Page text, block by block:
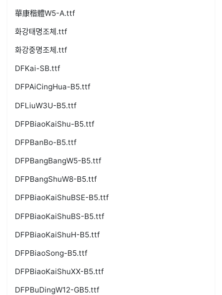
華康楷體W5-A.ttf
화강태명조체.ttf
화강중명조체.ttf
DFKai-SB.ttf
DFPAiCingHua-B5.ttf
DFLiuW3U-B5.ttf
DFPBiaoKaiShu-B5.ttf
DFPBanBo-B5.ttf
DFPBangBangW5-B5.ttf
DFPBangShuW8-B5.ttf
DFPBiaoKaiShuBSE-B5.ttf
DFPBiaoKaiShuBS-B5.ttf
DFPBiaoKaiShuH-B5.ttf
DFPBiaoSong-B5.ttf
DFPBiaoKaiShuXX-B5.ttf
DFPBuDingW12-GB5.ttf